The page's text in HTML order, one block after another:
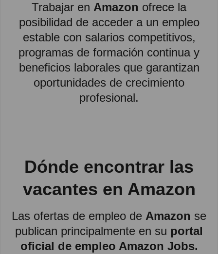
Trabajar en Amazon ofrece la
posibilidad de acceder a un empleo
estable con salarios competitivos,
programas de formación continua y
beneficios laborales que garantizan
oportunidades de crecimiento
profesional.
Dónde encontrar las
vacantes en Amazon
Las ofertas de empleo de Amazon se
publican principalmente en su portal
oficial de empleo Amazon Jobs.